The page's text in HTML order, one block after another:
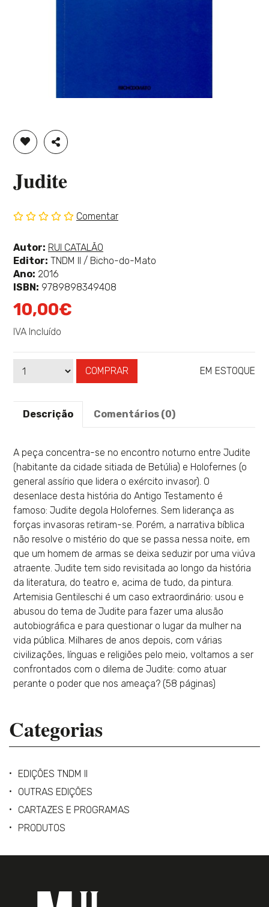
ADICIONAR À LISTA DE DESEJOS
PARTILHAR
Judite
classificação
Comentar
Autor: Ver
mais
sobre
RUI CATALÃO
Editor: TNDM II / Bicho-do-Mato
Ano: 2016
ISBN: 9789898349408
10,00€
IVA Incluído
Qtd COMPRAR
Disponibilidade: EM ESTOQUE
Descrição Comentários (0)
A peça concentra-se no encontro noturno entre Judite
(habitante da cidade sitiada de Betúlia) e Holofernes (o
general assírio que lidera o exército invasor). O
desenlace desta história do Antigo Testamento é
famoso: Judite degola Holofernes. Sem liderança as
forças invasoras retiram-se. Porém, a narrativa bíblica
não resolve o mistério do que se passa nessa noite, em
que um homem de armas se deixa seduzir por uma viúva
atraente. Judite tem sido revisitada ao longo da história
da literatura, do teatro e, acima de tudo, da pintura.
Artemisia Gentileschi é um caso extraordinário: usou e
abusou do tema de Judite para fazer uma alusão
autobiográfica e para questionar o lugar da mulher na
vida pública. Milhares de anos depois, com várias
civilizações, línguas e religiões pelo meio, voltamos a ser
confrontados com o dilema de Judite: como atuar
perante o poder que nos ameaça? (58 páginas)
Categorias
EDIÇÕES TNDM II
OUTRAS EDIÇÕES
CARTAZES E PROGRAMAS
PRODUTOS